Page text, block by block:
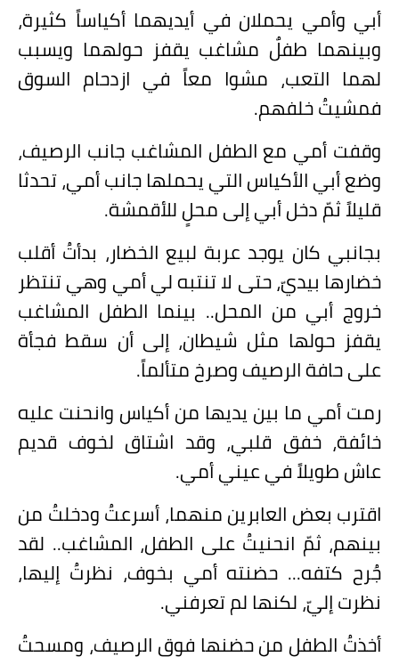
أبي وأمي يحملان في أيديهما أكياساً كثيرة،
وبينهما طفلٌ مشاغب يقفز حولهما ويسبب
لهما التعب، مشوا معاً في ازدحام السوق
فمشيتُ خلفهم.
وقفت أمي مع الطفل المشاغب جانب الرصيف،
وضع أبي الأكياس التي يحملها جانب أمي، تحدثا
قليلاً ثمّ دخل أبي إلى محلٍ للأقمشة.
بجانبي كان يوجد عربة لبيع الخضار، بدأتُ أقلب
خضارها بيديّ، حتى لا تنتبه لي أمي وهي تنتظر
خروج أبي من المحل.. بينما الطفل المشاغب
يقفز حولها مثل شيطان، إلى أن سقط فجأة
على حافة الرصيف وصرخ متألماً.
رمت أمي ما بين يديها من أكياس وانحنت عليه
خائفة، خفق قلبي، وقد اشتاق لخوف قديم
عاش طويلاً في عيني أمي.
اقترب بعض العابرين منهما، أسرعتُ ودخلتُ من
بينهم، ثمّ انحنيتُ على الطفل، المشاغب.. لقد
جُرح كتفه... حضنته أمي بخوف، نظرتُ إليها،
نظرت إليّ، لكنها لم تعرفني.
أخذتُ الطفل من حضنها فوق الرصيف، ومسحتُ